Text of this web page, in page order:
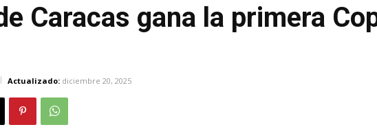
Caracas gana la primera
Actualizado: diciembre 20, 2025